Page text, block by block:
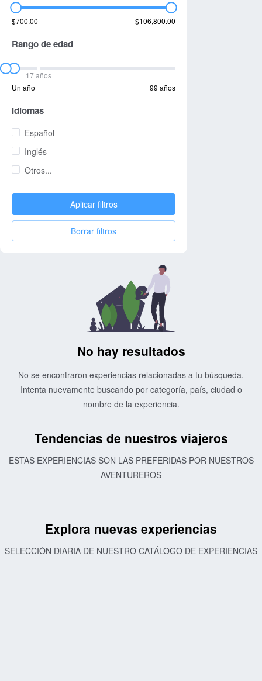
$700.00 $106,800.00
Rango de edad
17 años
Un año
99 años
Idiomas
Español
Inglés
Otros...
Aplicar filtros
Borrar filtros
No hay resultados
No se encontraron experiencias relacionadas a tu búsqueda.
Intenta nuevamente buscando por categoría, país, ciudad o
nombre de la experiencia.
Tendencias de nuestros viajeros
ESTAS EXPERIENCIAS SON LAS PREFERIDAS POR NUESTROS
AVENTUREROS
Explora nuevas experiencias
SELECCIÓN DIARIA DE NUESTRO CATÁLOGO DE EXPERIENCIAS